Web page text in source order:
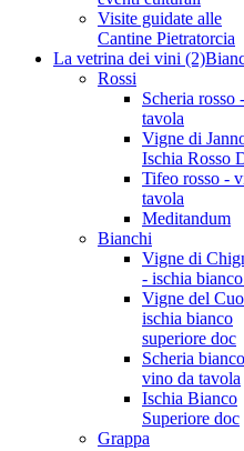
Visite guidate alle
Cantine Pietratorcia
La vetrina dei vini (2)
Rossi
Scheria rosso
tavola
Vigne di
Ischia Rosso
Tifeo rosso -
tavola
Meditandum
Bianchi
Vigne di
- ischia
Vigne del
ischia bianco
superiore doc
Scheria
vino da tavola
Ischia Bianco
Superiore doc
Grappa
FAQs
Wide (default)
brown